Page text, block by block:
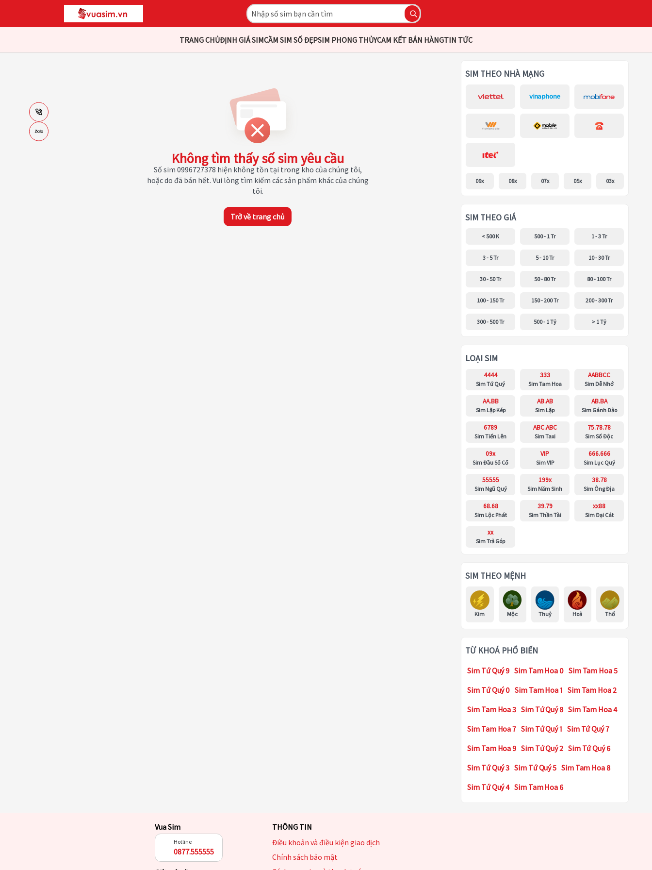
TRANG CHỦĐỊNH GIÁ SIMCẦM SIM SỐ ĐẸPSIM PHONG THỦYCAM KẾT BÁN HÀNGTIN TỨC
Không tìm thấy số sim yêu cầu
Số sim 0996727378 hiện không tồn tại trong kho của chúng tôi,
hoặc do đã bán hết. Vui lòng tìm kiếm các sản phẩm khác của chúng
tôi.
Trở về trang chủ
SIM THEO NHÀ MẠNG
09x 08x 07x 05x 03x
SIM THEO GIÁ
< 500 K 500 - 1 Tr 1 - 3 Tr
3 - 5 Tr 5 - 10 Tr 10 - 30 Tr
30 - 50 Tr 50 - 80 Tr 80 - 100 Tr
100 - 150 Tr 150 - 200 Tr 200 - 300 Tr
300 - 500 Tr 500 - 1 Tỷ > 1 Tỷ
LOẠI SIM
4444
Sim Tứ Quý
333
Sim Tam Hoa
AABBCC
Sim Dễ Nhớ
AA.BB
Sim Lặp Kép
AB.AB
Sim Lặp
AB.BA
Sim Gánh Đảo
6789
Sim Tiến Lên
ABC.ABC
Sim Taxi
75.78.78
Sim Số Độc
09x
Sim Đầu Số Cổ
VIP
Sim VIP
666.666
Sim Lục Quý
55555
Sim Ngũ Quý
199x
Sim Năm Sinh
38.78
Sim Ông Địa
68.68
Sim Lộc Phát
39.79
Sim Thần Tài
xx88
Sim Đại Cát
xx
Sim Trả Góp
SIM THEO MỆNH
Kim Mộc Thuỷ Hoả Thổ
TỪ KHOÁ PHỔ BIẾN
Sim Tứ Quý 9 Sim Tam Hoa 0 Sim Tam Hoa 5
Sim Tứ Quý 0 Sim Tam Hoa 1 Sim Tam Hoa 2
Sim Tam Hoa 3 Sim Tứ Quý 8 Sim Tam Hoa 4
Sim Tam Hoa 7 Sim Tứ Quý 1 Sim Tứ Quý 7
Sim Tam Hoa 9 Sim Tứ Quý 2 Sim Tứ Quý 6
Sim Tứ Quý 3 Sim Tứ Quý 5 Sim Tam Hoa 8
Sim Tứ Quý 4 Sim Tam Hoa 6
Vua Sim
Hotline
0877.555555
THÔNG TIN
Điều khoản và điều kiện giao dịch
Chính sách bảo mật